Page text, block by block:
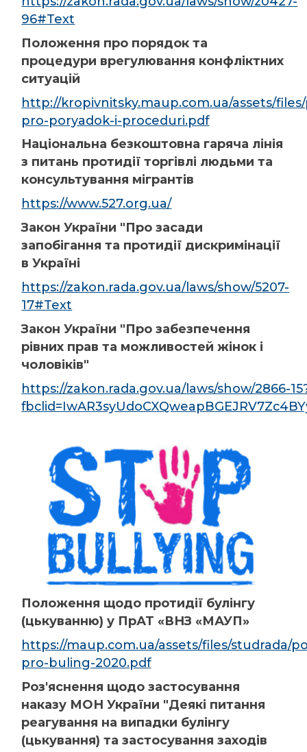
96#Text
Положення про порядок та
процедури врегулювання конфліктних
ситуацій
http://kropivnitsky.maup.com.ua/assets/
pro-poryadok-i-proceduri.pdf
Національна безкоштовна гаряча лінія
з питань протидії торгівлі людьми та
консультування мігрантів
https://www.527.org.ua/
Закон України "Про засади
запобігання та протидії дискримінації
в Україні
https://zakon.rada.gov.ua/laws/show/5207-
17#Text
Закон України "Про забезпечення
рівних прав та можливостей жінок і
чоловіків"
https://zakon.rada.gov.ua/laws/show/2866-
Положення щодо протидії булінгу
(цькуванню) у ПрАТ «ВНЗ «МАУП»
https://maup.com.ua/assets/files/studrada/
pro-buling-2020.pdf
Роз'яснення щодо застосування
наказу МОН України "Деякі питання
реагування на випадки булінгу
(цькування) та застосування заходів